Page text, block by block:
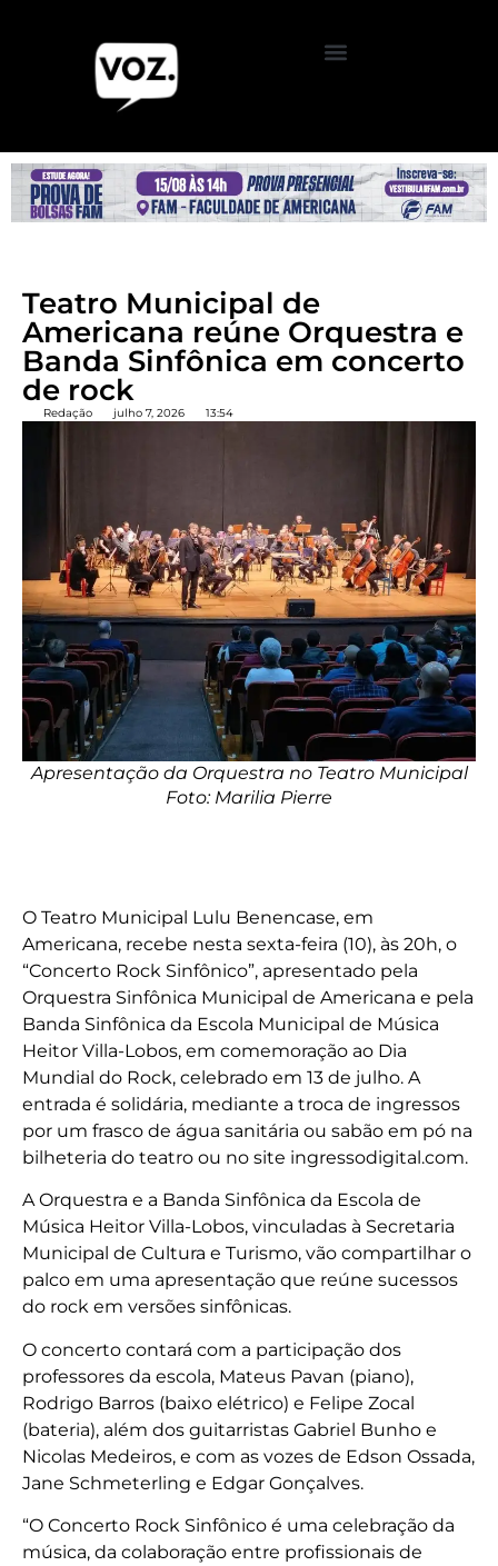
Teatro Municipal de
Americana reúne Orquestra e
Banda Sinfônica em concerto
de rock
Redação julho 7, 2026 13:54
Apresentação da Orquestra no Teatro Municipal
Foto: Marilia Pierre
O Teatro Municipal Lulu Benencase, em
Americana, recebe nesta sexta-feira (10), às 20h, o
“Concerto Rock Sinfônico”, apresentado pela
Orquestra Sinfônica Municipal de Americana e pela
Banda Sinfônica da Escola Municipal de Música
Heitor Villa-Lobos, em comemoração ao Dia
Mundial do Rock, celebrado em 13 de julho. A
entrada é solidária, mediante a troca de ingressos
por um frasco de água sanitária ou sabão em pó na
bilheteria do teatro ou no site ingressodigital.com.
A Orquestra e a Banda Sinfônica da Escola de
Música Heitor Villa-Lobos, vinculadas à Secretaria
Municipal de Cultura e Turismo, vão compartilhar o
palco em uma apresentação que reúne sucessos
do rock em versões sinfônicas.
O concerto contará com a participação dos
professores da escola, Mateus Pavan (piano),
Rodrigo Barros (baixo elétrico) e Felipe Zocal
(bateria), além dos guitarristas Gabriel Bunho e
Nicolas Medeiros, e com as vozes de Edson Ossada,
Jane Schmeterling e Edgar Gonçalves.
“O Concerto Rock Sinfônico é uma celebração da
música, da colaboração entre profissionais de